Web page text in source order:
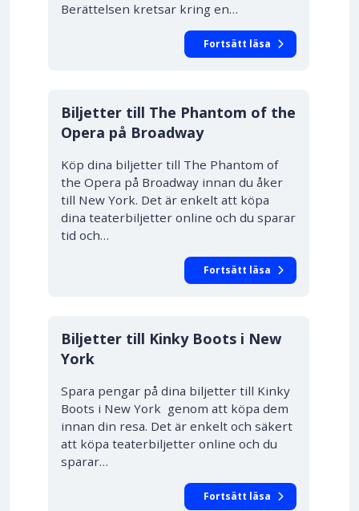
Berättelsen kretsar kring en…
Fortsätt läsa
Biljetter till The Phantom of the
Opera på Broadway
Köp dina biljetter till The Phantom of
the Opera på Broadway innan du åker
till New York. Det är enkelt att köpa
dina teaterbiljetter online och du sparar
tid och…
Fortsätt läsa
Biljetter till Kinky Boots i New
York
Spara pengar på dina biljetter till Kinky
Boots i New York genom att köpa dem
innan din resa. Det är enkelt och säkert
att köpa teaterbiljetter online och du
sparar…
Fortsätt läsa